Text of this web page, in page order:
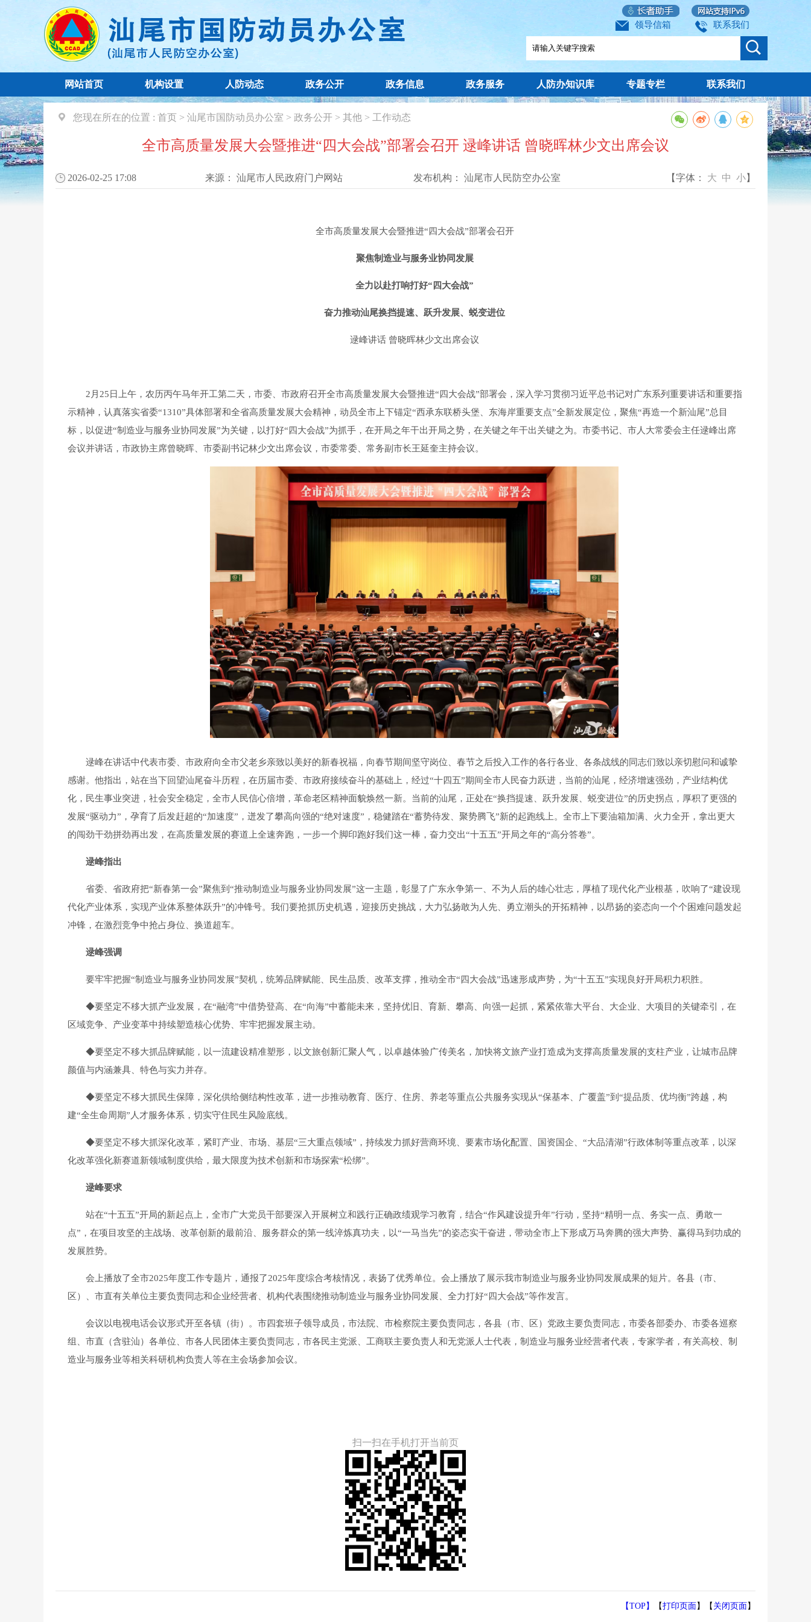
领导信箱 联系我们
网站首页 机构设置 人防动态 政务公开 政务信息 政务服务 人防办知识库 专题专栏 联系我们
您现在所在的位置 : 首页 > 汕尾市国防动员办公室 > 政务公开 > 其他 > 工作动态
全市高质量发展大会暨推进“四大会战”部署会召开 逯峰讲话 曾晓晖林少文出席会议
2026-02-25 17:08 来源： 汕尾市人民政府门户网站 发布机构： 汕尾市人民防空办公室 【字体： 大 中 小】
全市高质量发展大会暨推进“四大会战”部署会召开
聚焦制造业与服务业协同发展
全力以赴打响打好“四大会战”
奋力推动汕尾换挡提速、跃升发展、蜕变进位
逯峰讲话 曾晓晖林少文出席会议
2月25日上午，农历丙午马年开工第二天，市委、市政府召开全市高质量发展大会暨推进“四大会战”部署会，深入学习贯彻习近平总书记对广东系列重要讲话和重要指
示精神，认真落实省委“1310”具体部署和全省高质量发展大会精神，动员全市上下锚定“西承东联桥头堡、东海岸重要支点”全新发展定位，聚焦“再造一个新汕尾”总目
标，以促进“制造业与服务业协同发展”为关键，以打好“四大会战”为抓手，在开局之年干出开局之势，在关键之年干出关键之为。市委书记、市人大常委会主任逯峰出席
会议并讲话，市政协主席曾晓晖、市委副书记林少文出席会议，市委常委、常务副市长王延奎主持会议。
逯峰在讲话中代表市委、市政府向全市父老乡亲致以美好的新春祝福，向春节期间坚守岗位、春节之后投入工作的各行各业、各条战线的同志们致以亲切慰问和诚挚
感谢。他指出，站在当下回望汕尾奋斗历程，在历届市委、市政府接续奋斗的基础上，经过“十四五”期间全市人民奋力跃进，当前的汕尾，经济增速强劲，产业结构优
化，民生事业突进，社会安全稳定，全市人民信心倍增，革命老区精神面貌焕然一新。当前的汕尾，正处在“换挡提速、跃升发展、蜕变进位”的历史拐点，厚积了更强的
发展“驱动力”，孕育了后发赶超的“加速度”，迸发了攀高向强的“绝对速度”，稳健踏在“蓄势待发、聚势腾飞”新的起跑线上。全市上下要油箱加满、火力全开，拿出更大
的闯劲干劲拼劲再出发，在高质量发展的赛道上全速奔跑，一步一个脚印跑好我们这一棒，奋力交出“十五五”开局之年的“高分答卷”。
逯峰指出
省委、省政府把“新春第一会”聚焦到“推动制造业与服务业协同发展”这一主题，彰显了广东永争第一、不为人后的雄心壮志，厚植了现代化产业根基，吹响了“建设现
代化产业体系，实现产业体系整体跃升”的冲锋号。我们要抢抓历史机遇，迎接历史挑战，大力弘扬敢为人先、勇立潮头的开拓精神，以昂扬的姿态向一个个困难问题发起
冲锋，在激烈竞争中抢占身位、换道超车。
逯峰强调
要牢牢把握“制造业与服务业协同发展”契机，统筹品牌赋能、民生品质、改革支撑，推动全市“四大会战”迅速形成声势，为“十五五”实现良好开局积力积胜。
◆要坚定不移大抓产业发展，在“融湾”中借势登高、在“向海”中蓄能未来，坚持优旧、育新、攀高、向强一起抓，紧紧依靠大平台、大企业、大项目的关键牵引，在
区域竞争、产业变革中持续塑造核心优势、牢牢把握发展主动。
◆要坚定不移大抓品牌赋能，以一流建设精准塑形，以文旅创新汇聚人气，以卓越体验广传美名，加快将文旅产业打造成为支撑高质量发展的支柱产业，让城市品牌
颜值与内涵兼具、特色与实力并存。
◆要坚定不移大抓民生保障，深化供给侧结构性改革，进一步推动教育、医疗、住房、养老等重点公共服务实现从“保基本、广覆盖”到“提品质、优均衡”跨越，构
建“全生命周期”人才服务体系，切实守住民生风险底线。
◆要坚定不移大抓深化改革，紧盯产业、市场、基层“三大重点领域”，持续发力抓好营商环境、要素市场化配置、国资国企、“大品清湖”行政体制等重点改革，以深
化改革强化新赛道新领域制度供给，最大限度为技术创新和市场探索“松绑”。
逯峰要求
站在“十五五”开局的新起点上，全市广大党员干部要深入开展树立和践行正确政绩观学习教育，结合“作风建设提升年”行动，坚持“精明一点、务实一点、勇敢一
点”，在项目攻坚的主战场、改革创新的最前沿、服务群众的第一线淬炼真功夫，以“一马当先”的姿态实干奋进，带动全市上下形成万马奔腾的强大声势、赢得马到功成的
发展胜势。
会上播放了全市2025年度工作专题片，通报了2025年度综合考核情况，表扬了优秀单位。会上播放了展示我市制造业与服务业协同发展成果的短片。各县（市、
区）、市直有关单位主要负责同志和企业经营者、机构代表围绕推动制造业与服务业协同发展、全力打好“四大会战”等作发言。
会议以电视电话会议形式开至各镇（街）。市四套班子领导成员，市法院、市检察院主要负责同志，各县（市、区）党政主要负责同志，市委各部委办、市委各巡察
组、市直（含驻汕）各单位、市各人民团体主要负责同志，市各民主党派、工商联主要负责人和无党派人士代表，制造业与服务业经营者代表，专家学者，有关高校、制
造业与服务业等相关科研机构负责人等在主会场参加会议。
扫一扫在手机打开当前页
【TOP】 【打印页面 】【 关闭页面 】